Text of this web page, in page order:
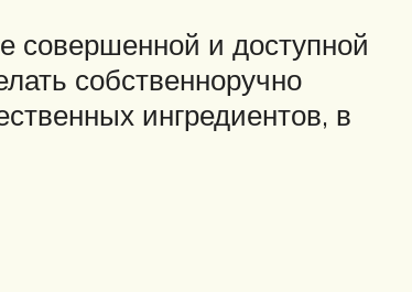
совершенной и доступной
собственноручно
ингредиентов, в